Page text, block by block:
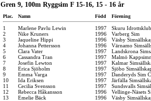
Gren 9, 100m Ryggsim F 15-16, 15 - 16 år
Plac. Namn Född Förening
1 Marlene Pavlu Lewin 1997
Skuru
2
Nike Kruners 1996
Varberg Sim
3
Jaqueline Hippi 1996
Väsby
4
Johanna Pettersson 1996
Värnamo
5
Clara Vater 1997
Landskrona
6
Cassandra Tran 1997
Malmö
7
Josefin Lewton 1997
Kalmar
8
Erica Sjöholm 1997
Sjöbo
9
Emma Varga 1997
Danderyds Sim
10
Ida Eriksen 1997
Järfälla
11
Cecilia Svensson 1997
Sundsvalls
12
Rebecca Håkansson 1996
Vellinge-Näsets
13
Emelie Bäck 1996
Väsby